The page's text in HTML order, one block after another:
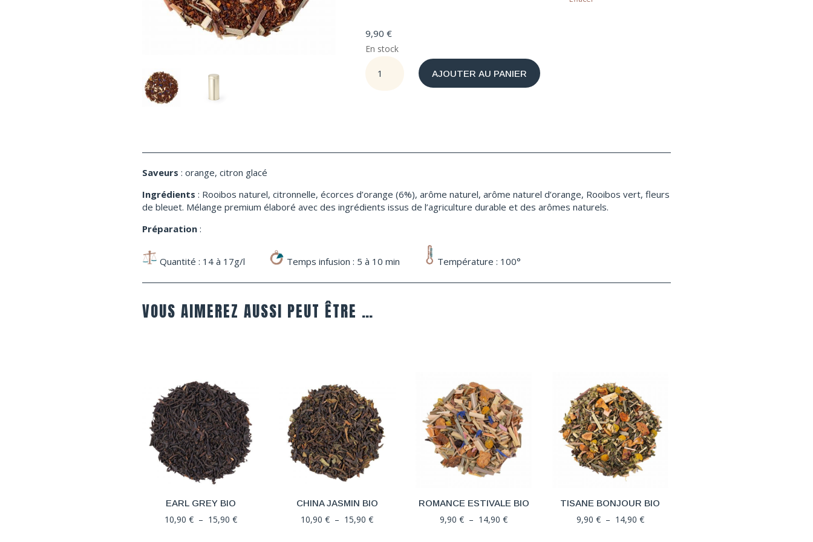
9,90 €
En stock
BIO
AJOUTER AU PANIER
Saveurs : orange, citron glacé
Ingrédients : Rooibos naturel, citronnelle, écorces d’orange (6%), arôme naturel, arôme naturel d’orange, Rooibos vert, fleurs
de bleuet. Mélange premium élaboré avec des ingrédients issus de l’agriculture durable et des arômes naturels.
Préparation :
Quantité : 14 à 17g/l Temps infusion : 5 à 10 min Température : 100°
VOUS AIMEREZ AUSSI PEUT ÊTRE …
EARL GREY BIO
10,90 € – 15,90 €Plage
CHINA JASMIN BIO
10,90€ – 15,90€Plage
ROMANCE ESTIVALE BIO
9,90€ – 14,90€Plage
TISANE BONJOUR BIO
9,90 € – 14,90 €Plage